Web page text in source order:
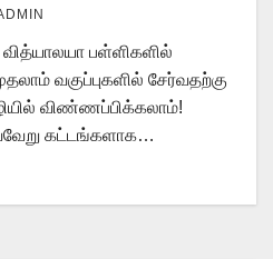
வித்யாலயா பள்ளிகளில்
வகுப்புகளில் சேர்வதற்கு
விண்ணப்பிக்கலாம்!
கட்டங்களாக…